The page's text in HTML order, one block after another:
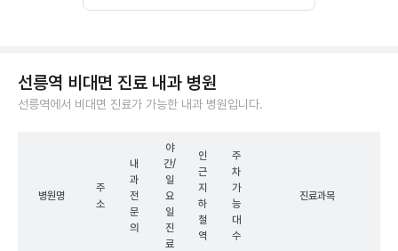
선릉역 비대면 진료 내과 병원
선릉역에서 비대면 진료가 가능한 내과 병원입니다.
병원명
주
소
내
과
전
문
의
야
간/
일
요
일
진
료
인
근
지
하
철
역
주
차
가
능
대
수
진료과목